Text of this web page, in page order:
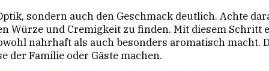
sondern auch den Geschmack deutlich. Achte
Würze und Cremigkeit zu finden. Mit diesem
nahrhaft als auch besonders aromatisch macht.
der Familie oder Gäste machen.